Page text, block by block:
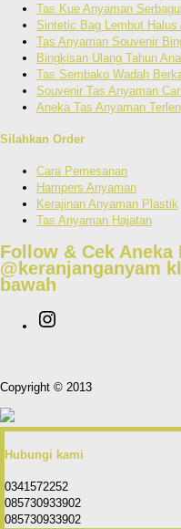
Tas Kue Anyaman
Sintetic Bag Lembut Halus
Tas Anyaman Souvenir
Bingkisan Ulang Tahun
Tas Sembako Wadah
Souvenir Tas Anyaman
Aneka Tas Anyaman
Silahkan Order
Cara Pemesanan
Hampers Anyaman
Kerajinan Anyaman Plastik
Tas Anyaman Hajatan
Follow & Cek
@keranjanganyam
bawah
Copyright © 2013
Hubungi kami
0341572252
085730933902
085730933902